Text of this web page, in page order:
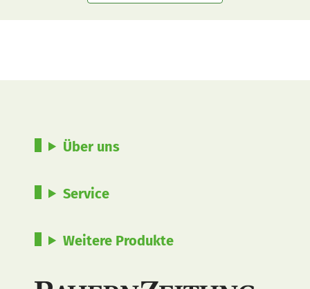
Über uns
Service
Weitere Produkte